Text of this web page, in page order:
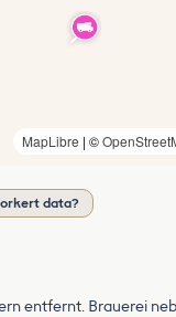
MapLibre | ©
data?
entfernt. Brauerei